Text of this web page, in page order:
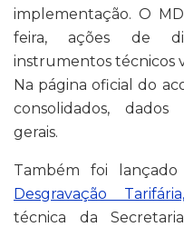
implementação. O
feira, ações de
instrumentos técnicos
Na página oficial do
consolidados,
gerais.
Também foi
Desgravação Tarifária,
técnica da